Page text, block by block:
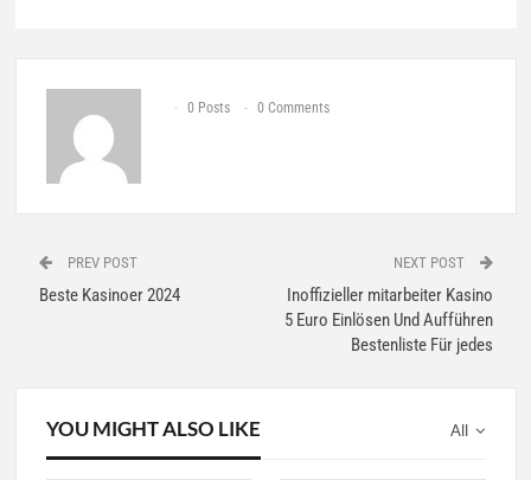
0 Posts 0 Comments
PREV POST
Beste Kasinoer 2024
NEXT POST
Inoffizieller mitarbeiter Kasino
5 Euro Einlösen Und Aufführen
Bestenliste Für jedes
All
YOU MIGHT ALSO LIKE